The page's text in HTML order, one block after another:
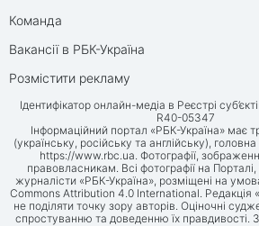
Команда
Вакансії в РБК-Україна
Розмістити рекламу
Ідентифікатор онлайн-медіа в Реєстрі
R40-05347
Інформаційний портал «РБК-Україна» має
(українську, російську та англійську),
https://www.rbc.ua. Фотографії,
правовласникам. Всі фотографії на
журналісти «РБК-Україна», розміщені на
Commons Attribution 4.0 International. Редакція
не поділяти точку зору авторів. Оціночні
спростуванню та доведенню їх правдивості.